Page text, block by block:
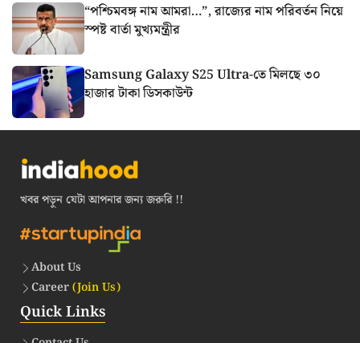
“পশ্চিমবঙ্গ নাম আমরা…”, রাজ্যের নাম পরিবর্তন নিয়ে
স্পষ্ট বার্তা মুখ্যমন্ত্রীর
Samsung Galaxy S25 Ultra-তে মিলছে ৩০
হাজার টাকা ডিসকাউন্ট
খবর পড়ুন যেটা আপনার জন্য জরুরি !!
About Us
Career(Join Us)
Quick Links